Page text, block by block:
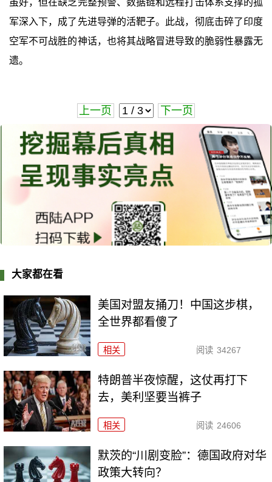
虽好，但在缺乏完整预警、数据链和远程打击体系支撑的孤
军深入下，成了先进导弹的活靶子。此战，彻底击碎了印度
空军不可战胜的神话，也将其战略冒进导致的脆弱性暴露无
遗。
上一页 下一页
大家都在看
美国对盟友捅刀！中国这步棋，
全世界都看傻了
相关 阅读 34267
特朗普半夜惊醒，这仗再打下
去，美利坚要当裤子
相关 阅读 24606
默茨的“川剧变脸”：德国政府对华
政策大转向？